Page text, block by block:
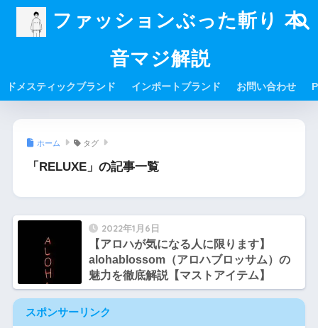
ファッションぶった斬り 本
音マジ解説
ドメスティックブランド インポートブランド お問い合わせ
ホーム タグ
「RELUXE」の記事一覧
2022年1月6日
【アロハが気になる人に限ります】
alohablossom（アロハブロッサム）の
魅力を徹底解説【マストアイテム】
スポンサーリンク